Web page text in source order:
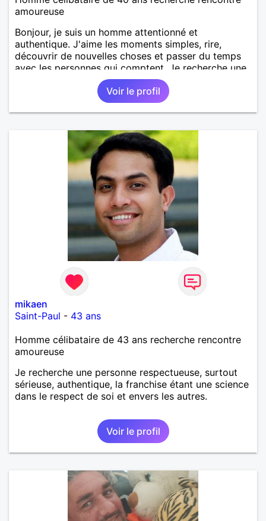
amoureuse
Bonjour, je suis un homme attentionné et
authentique. J'aime les moments simples, rire,
découvrir de nouvelles choses et passer du temps
avec les personnes qui comptent. Je recherche une
relation sérieuse, basée sur le respect, la confiance
et la complicité. Au plaisir de faire connaissance.
Voir le profil
mikaen
Saint-Paul - 43 ans
Homme célibataire de 43 ans recherche rencontre
amoureuse
Je recherche une personne respectueuse, surtout
sérieuse, authentique, la franchise étant une science
dans le respect de soi et envers les autres.
Voir le profil